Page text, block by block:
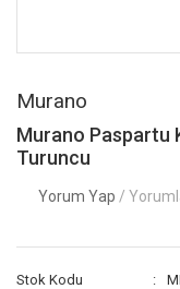
Murano
Murano Paspartu
Turuncu
Yorum Yap /
Stok Kodu